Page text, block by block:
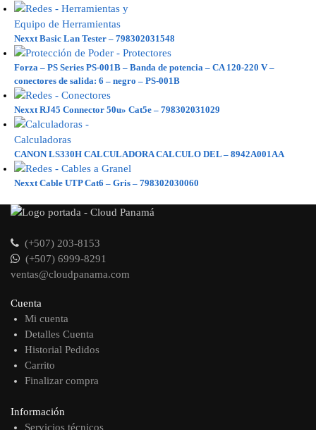
Nexxt Basic Lan Tester – 798302031548
Forza – PS Series PS-001B – Banda de potencia – CA 120-220 V –
conectores de salida: 6 – negro – PS-001B
Nexxt RJ45 Connector 50u» Cat5e – 798302031029
CANON LS330H CALCULADORA CALCULO DEL – 8942A001AA
Nexxt Cable UTP Cat6 – Gris – 798302030060
(+507) 203-8153
(+507) 6999-8291
ventas@cloudpanama.com
Cuenta
Mi cuenta
Detalles Cuenta
Historial Pedidos
Carrito
Finalizar compra
Información
Servicios técnicos